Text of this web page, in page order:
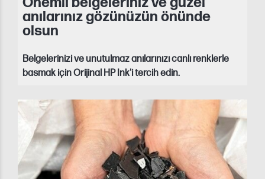
anılarınız gözünüzün önünde
olsun
Belgelerinizi ve unutulmaz anılarınızı canlı renklerle
basmak için Orijinal HP Ink'i tercih edin.